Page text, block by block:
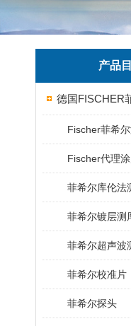
产品
Fischer菲希
Fischer代理
菲希尔库伦法
菲希尔镀层测
菲希尔校准片
菲希尔探头